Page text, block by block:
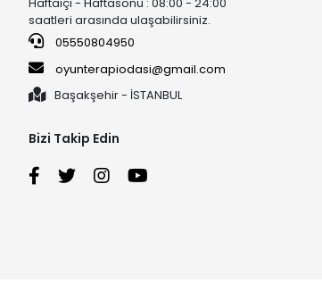
saatleri arasında ulaşabilirsiniz.
05550804950
oyunterapiodasi@gmail.com
Başakşehir - İSTANBUL
Bizi Takip Edin